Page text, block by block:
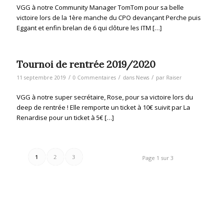
VGG à notre Community Manager TomTom pour sa belle
victoire lors de la 1ère manche du CPO devançant Perche puis
Eggant et enfin brelan de 6 qui clôture les ITM […]
Tournoi de rentrée 2019/2020
11 septembre 2019 / 0 Commentaires / dans News / par Raiser
VGG à notre super secrétaire, Rose, pour sa victoire lors du
deep de rentrée ! Elle remporte un ticket à 10€ suivit par La
Renardise pour un ticket à 5€ […]
Page 1 sur 3
1 2 3